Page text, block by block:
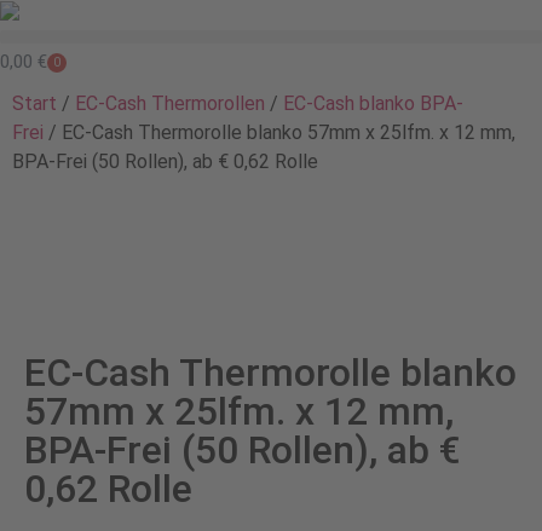
0,00 € 0
Start / EC-Cash Thermorollen / EC-Cash blanko BPA-
Frei / EC-Cash Thermorolle blanko 57mm x 25lfm. x 12 mm,
BPA-Frei (50 Rollen), ab € 0,62 Rolle
EC-Cash Thermorolle blanko
57mm x 25lfm. x 12 mm,
BPA-Frei (50 Rollen), ab €
0,62 Rolle